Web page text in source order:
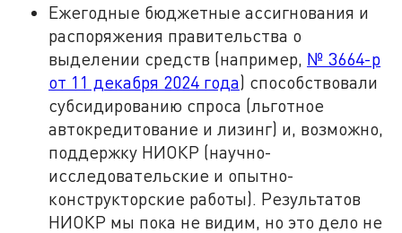
Ежегодные бюджетные ассигнования и
распоряжения правительства о
выделении средств (например, № 3664-р
от 11 декабря 2024 года) способствовали
субсидированию спроса (льготное
автокредитование и лизинг) и, возможно,
поддержку НИОКР (научно-
исследовательские и опытно-
конструкторские работы). Результатов
НИОКР мы пока не видим, но это дело не